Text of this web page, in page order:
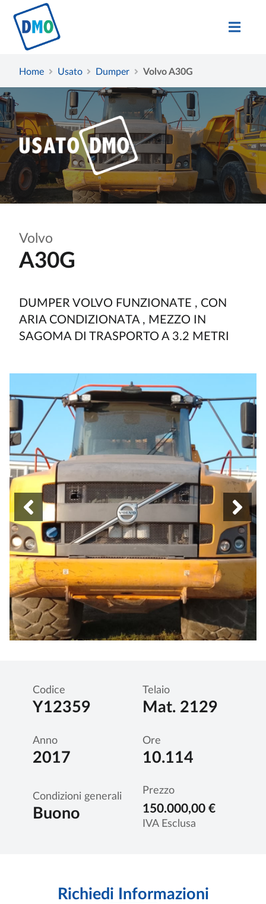
Home Usato Dumper Volvo A30G
Volvo
A30G
DUMPER VOLVO FUNZIONATE , CON
ARIA CONDIZIONATA , MEZZO IN
SAGOMA DI TRASPORTO A 3.2 METRI
Codice
Y12359
Telaio
Mat. 2129
Anno
2017
Ore
10.114
Condizioni generali
Buono
Prezzo
150.000,00 €
IVA Esclusa
Richiedi Informazioni